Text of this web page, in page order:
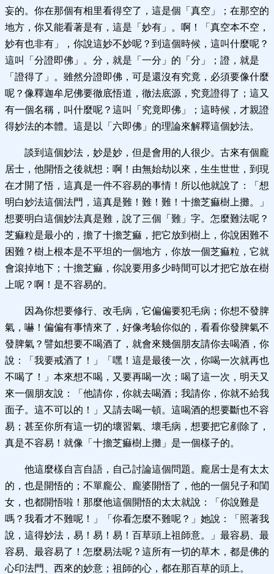
妄的。你在那個有相里看得空了，這是個「真空」；在那空的
地方，你又能看著是有，這是「妙有」。啊！「真空本不空，
妙有也非有」，你說這妙不妙呢？到這個時候，這叫什麼呢？
這叫「分證即佛」。分，就是「一分」的「分」；證，就是
「證得了」。雖然分證即佛，可是還沒有究竟，必須要像什麼
呢？像釋迦牟尼佛要徹底悟道，徹法底源，究竟證得了；這又
有一個名稱，叫什麼呢？這叫「究竟即佛」；這時候，才親證
得妙法的本體。這是以「六即佛」的理論來解釋這個妙法。
談到這個妙法，妙是妙，但是會用的人很少。古來有個龐
居士，他開悟之後就想：啊！由無始劫以來，生生世世，到現
在才開了悟，這真是一件不容易的事情！所以他就說了：「想
明白妙法這個法門，這真是難！難！難！十擔芝痲樹上攤。」
想要明白這個妙法真是難，說了三個「難」字。怎麼難法呢？
芝痲粒是最小的，擔了十擔芝痲，把它放到樹上，你說困難不
困難？樹上根本是不平坦的一個地方，你放一個芝痲粒，它就
會滾掉地下；十擔芝痲，你說要用多少時間可以才把它放在樹
上呢？啊！是不容易的。
因為你想要修行、改毛病，它偏偏要犯毛病；你想不發脾
氣，嚇！偏偏有事情來了，好像考驗你似的，看看你發脾氣不
發脾氣？譬如想要不喝酒了，就會來幾個朋友請你去喝酒，你
說：「我要戒酒了！」「嘿！這是最後一次，你喝一次就再也
不喝了！」本來想不喝，又要再喝一次；喝了這一次，明天又
來一個朋友說：「他請你，你就去喝酒；我請你，你就不給我
面子。這不可以的！」又請去喝一頓。這喝酒的想要斷也不容
易；甚至你所有這一切的壞習氣、壞毛病，想要把它剷除了，
真是不容易！就像「十擔芝痲樹上攤」是一個樣子的。
他這麼樣自言自語，自己討論這個問題。龐居士是有太太
的，也是開悟的；不單龐公、龐婆開悟了，他的一個兒子和閨
女，也都開悟啦！那麼他這個開悟的太太就說：「你說難是
嗎？我看才不難呢！」「你看怎麼不難呢？」她說：「照著我
說，這得妙法，易！易！易！百草頭上祖師意。」最容易、最
容易、最容易了！怎麼易法呢？這所有一切的草木，都是佛的
心印法門、西來的妙意；祖師的心，都在那百草的頭上。